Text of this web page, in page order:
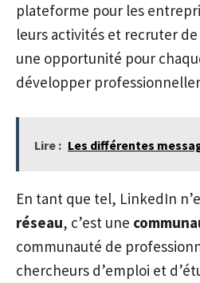
plateforme pour les
leurs activités et recruter
une opportunité pour
développer
Lire : Les différentes
En tant que tel, LinkedIn
réseau, c’est une
communauté de
chercheurs d’emploi et